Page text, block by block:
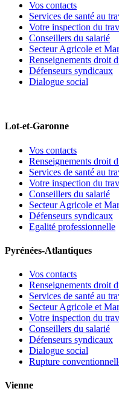
Vos contacts
Services de santé au
Votre inspection du
Conseillers du salarié
Secteur Agricole et
Renseignements droit
Défenseurs syndicaux
Dialogue social
Lot-et-Garonne
Vos contacts
Renseignements droit
Services de santé au
Votre inspection du
Conseillers du salarié
Secteur Agricole et
Défenseurs syndicaux
Egalité professionnelle
Pyrénées-Atlantiques
Vos contacts
Renseignements droit
Services de santé au
Secteur Agricole et
Votre inspection du
Conseillers du salarié
Défenseurs syndicaux
Dialogue social
Rupture
Vienne